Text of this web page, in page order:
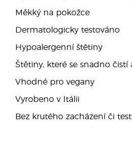
Měkký na pokožce
Dermatologicky testováno
Hypoalergenní štětiny
Štětiny, které se snadno čistí
Vhodné pro vegany
Vyrobeno v Itálii
Bez krutého zacházení či